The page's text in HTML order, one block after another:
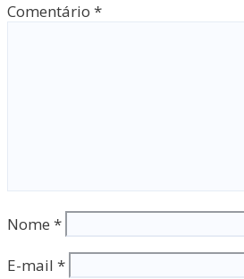
Comentário *
Nome *
E-mail *